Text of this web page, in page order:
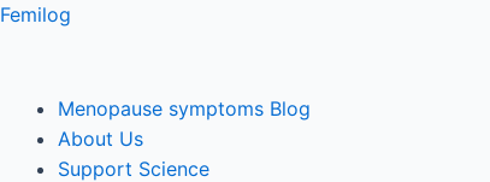
Skip
Femilog
Menu
Menopause symptoms Blog
About Us
Support Science